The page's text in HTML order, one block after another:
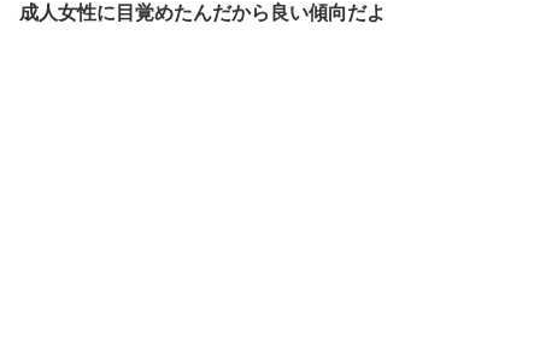
成人女性に目覚めたんだから良い傾向だよ